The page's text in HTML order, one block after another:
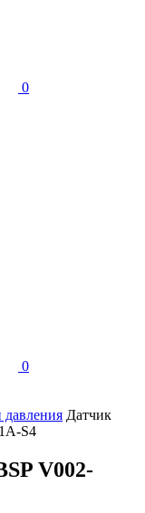
0
0
давления Датчик
S4
V002-